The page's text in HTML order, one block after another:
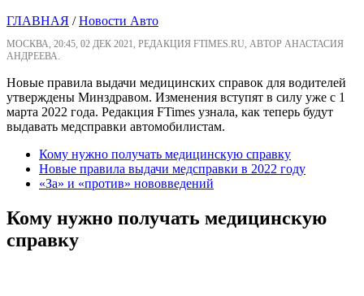
ГЛАВНАЯ /Новости Авто
МОСКВА, 20:45, 02 ДЕК 2021, РЕДАКЦИЯ FTIMES.RU, АВТОР АНАСТАСИЯ
АНДРЕЕВА.
Новые правила выдачи медицинских справок для водителей
утверждены Минздравом. Изменения вступят в силу уже с 1
марта 2022 года. Редакция FTimes узнала, как теперь будут
выдавать медсправки автомобилистам.
Кому нужно получать медицинскую справку
Новые правила выдачи медсправки в 2022 году
«За» и «против» нововведений
Кому нужно получать медицинскую
справку